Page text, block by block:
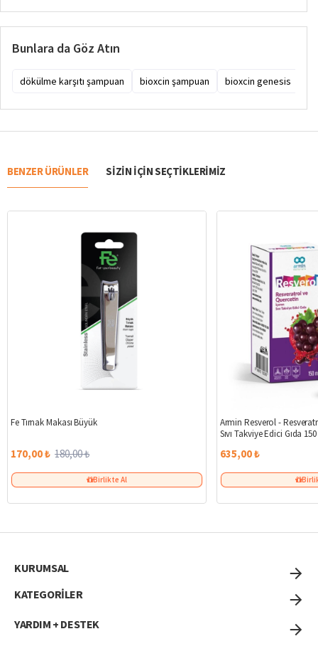
Bunlara da Göz Atın
dökülme karşıtı şampuan bioxcin şampuan bioxcin genesis
BENZER ÜRÜNLER SIZIN IÇIN SEÇTIKLERIMIZ
Fe Tırnak Makası Büyük
170,00 ₺ 180,00 ₺
Birlikte Al
Armin Resverol -
Sıvı Takviye Edici Gıda
635,00 ₺
KURUMSAL
KATEGORİLER
YARDIM + DESTEK